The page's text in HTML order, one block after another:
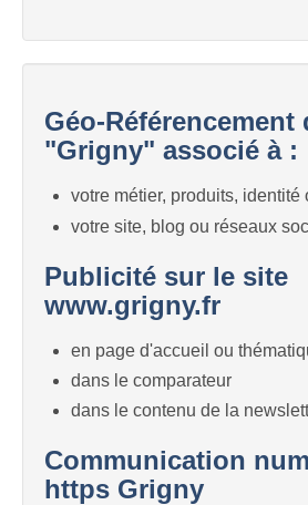
Géo-Référencement
"Grigny" associé à :
votre métier, produits, identité
votre site, blog ou réseaux
Publicité sur le site
www.grigny.fr
en page d'accueil ou
dans le comparateur
dans le contenu de la
Communication
https Grigny